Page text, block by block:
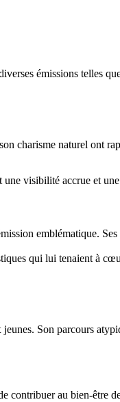
émissions telles
charisme naturel ont
visibilité accrue et
emblématique.
qui lui tenaient à
Son parcours
au bien-être